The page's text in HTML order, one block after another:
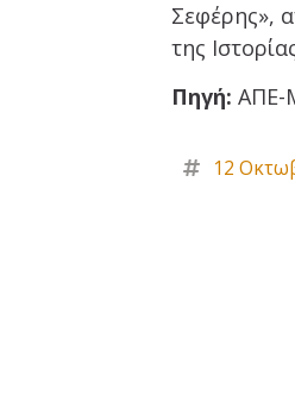
Σεφέρης»,
της
Πηγή: ΑΠΕ-
12